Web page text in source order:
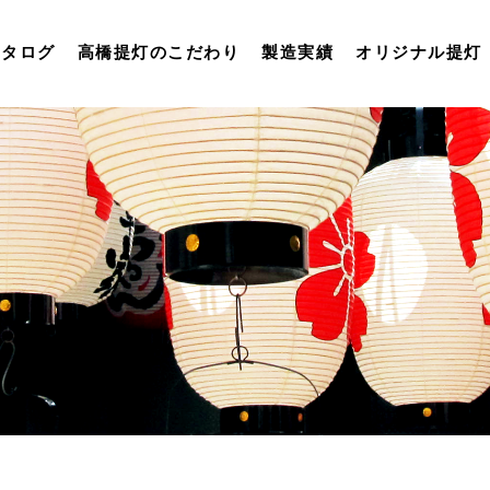
ログ 高橋提灯のこだわり 製造実績 オリジナル提灯